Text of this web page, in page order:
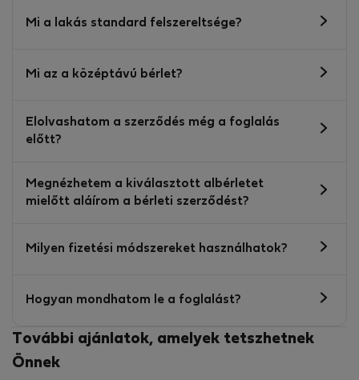
Mi a lakás standard felszereltsége?
Mi az a középtávú bérlet?
Elolvashatom a szerződés még a foglalás
előtt?
Megnézhetem a kiválasztott albérletet
mielőtt aláírom a bérleti szerződést?
Milyen fizetési módszereket használhatok?
Hogyan mondhatom le a foglalást?
További ajánlatok, amelyek tetszhetnek
Önnek